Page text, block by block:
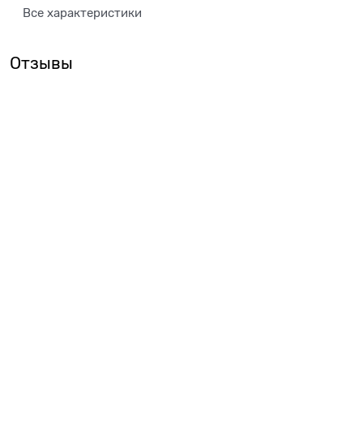
Все характеристики
Отзывы